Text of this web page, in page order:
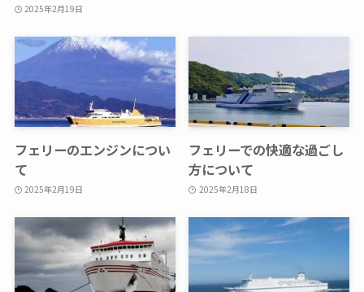
2025年2月19日
フェリーのエンジンについ
て
2025年2月19日
フェリーでの快適な過ごし
方について
2025年2月18日